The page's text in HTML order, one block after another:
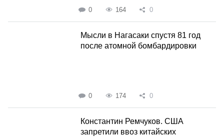
0 164 0
Мысли в Нагасаки спустя 81 год
после атомной бомбардировки
0 174 0
Константин Ремчуков. США
запретили ввоз китайских